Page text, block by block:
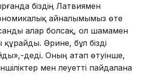
біздің Латвиямен
айналымымыз өте
алар болсақ, ол шамамен
Әрине, бұл бізді
деді. Оның атап өтуінше,
мен әлеуетті пайдалана